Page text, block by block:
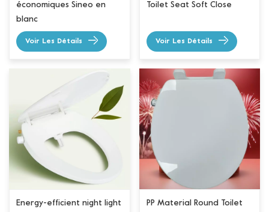
économiques Sineo en
blanc
Voir Les Détails
Toilet Seat Soft Close
Voir Les Détails
Energy-efficient night light
PP Material Round Toilet